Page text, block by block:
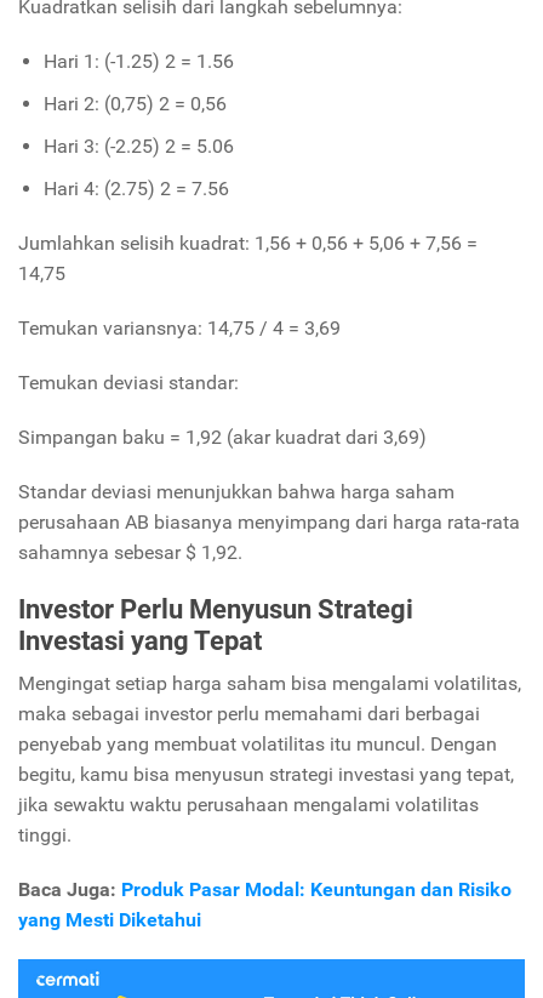
Kuadratkan selisih dari langkah sebelumnya:
Hari 1: (-1.25) 2 = 1.56
Hari 2: (0,75) 2 = 0,56
Hari 3: (-2.25) 2 = 5.06
Hari 4: (2.75) 2 = 7.56
Jumlahkan selisih kuadrat: 1,56 + 0,56 + 5,06 + 7,56 =
14,75
Temukan variansnya: 14,75 / 4 = 3,69
Temukan deviasi standar:
Simpangan baku = 1,92 (akar kuadrat dari 3,69)
Standar deviasi menunjukkan bahwa harga saham
perusahaan AB biasanya menyimpang dari harga rata-rata
sahamnya sebesar $ 1,92.
Investor Perlu Menyusun Strategi
Investasi yang Tepat
Mengingat setiap harga saham bisa mengalami volatilitas,
maka sebagai investor perlu memahami dari berbagai
penyebab yang membuat volatilitas itu muncul. Dengan
begitu, kamu bisa menyusun strategi investasi yang tepat,
jika sewaktu waktu perusahaan mengalami volatilitas
tinggi.
Baca Juga: Produk Pasar Modal: Keuntungan dan Risiko
yang Mesti Diketahui